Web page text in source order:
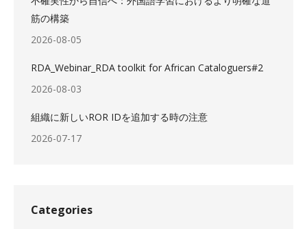
筋の構築
2026-08-05
RDA_Webinar_RDA toolkit for African Cataloguers#2
2026-08-03
組織に新しいROR IDを追加する時の注意
2026-07-17
Categories